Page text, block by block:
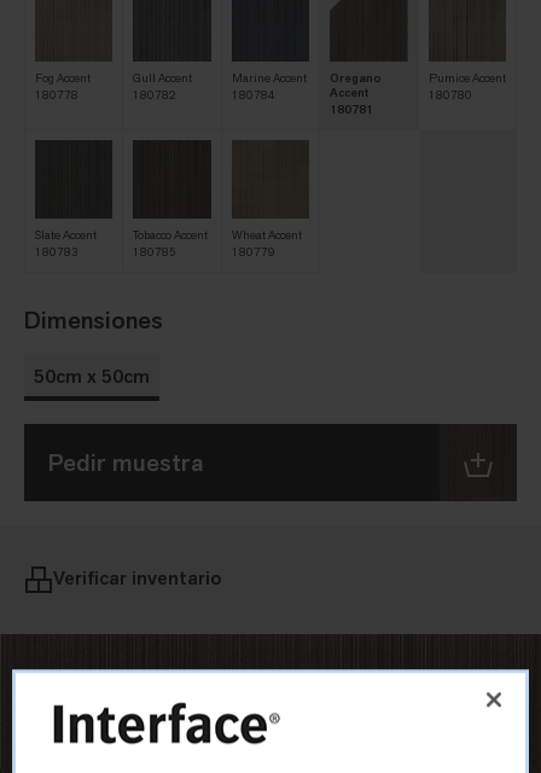
Fog Accent
180778
Gull Accent
180782
Marine Accent
180784
Oregano
Accent
180781
Pumice Accent
180780
Slate Accent
180783
Tobacco Accent
180785
Wheat Accent
180779
Dimensiones
50cm x 50cm
Pedir muestra
Verificar inventario